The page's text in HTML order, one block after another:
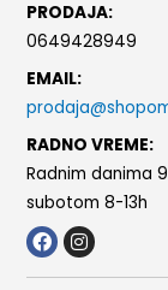
PRODAJA:
0649428949
EMAIL:
RADNO VREME:
Radnim danima
subotom 8-13h
F
a
c
I
n
s